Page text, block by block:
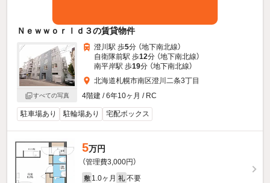
Ｎｅｗｗｏｒｌｄ３の賃貸物件
すべての写真
澄川駅 歩5分 （地下南北線）
自衛隊前駅 歩12分 （地下南北線）
南平岸駅 歩19分 （地下南北線）
北海道札幌市南区澄川二条3丁目
4階建 / 6年10ヶ月 / RC
駐車場あり 駐輪場あり 宅配ボックス
5万円
（管理費3,000円）
敷 1.0ヶ月 礼 不要